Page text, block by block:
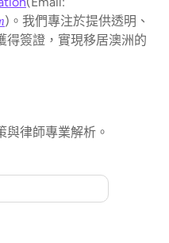
與律師專業解析。
)。我們專注於提供透明、
得簽證，實現移居澳洲的